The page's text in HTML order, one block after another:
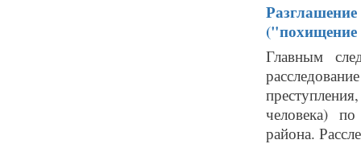
Разглашение
Главным
человека)
района.